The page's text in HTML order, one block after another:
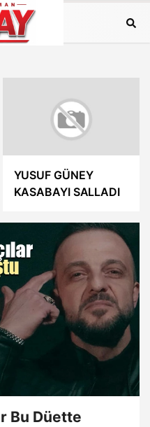
YUSUF GÜNEY
KASABAYI SALLADI
Bu Düette